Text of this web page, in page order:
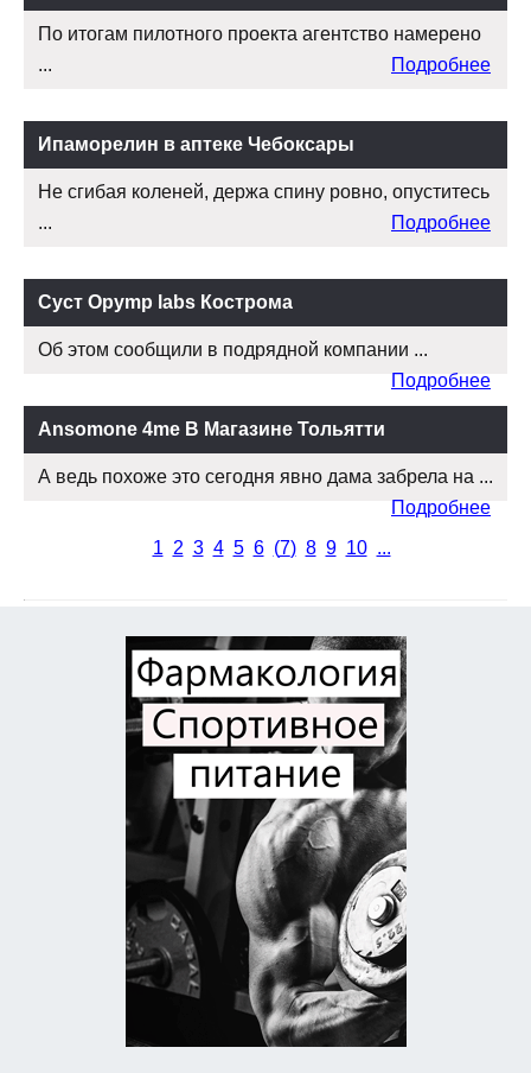
По итогам пилотного проекта агентство намерено
...
Подробнее
Ипаморелин в аптеке Чебоксары
Не сгибая коленей, держа спину ровно, опуститесь
...
Подробнее
Суст Opymp labs Кострома
Об этом сообщили в подрядной компании ...
Подробнее
Ansomone 4me В Магазине Тольятти
А ведь похоже это сегодня явно дама забрела на ...
Подробнее
1 2 3 4 5 6 (7) 8 9 10 ...